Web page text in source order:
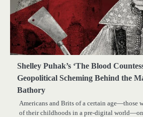
Shelley Puhak’s ‘The Blood
Geopolitical Scheming Behind the
Bathory
Americans and Brits of a certain age—those
of their childhoods in a pre-digital